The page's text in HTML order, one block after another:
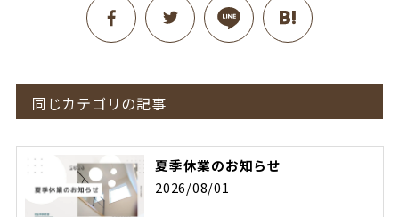
同じカテゴリの記事
夏季休業のお知らせ
2026/08/01